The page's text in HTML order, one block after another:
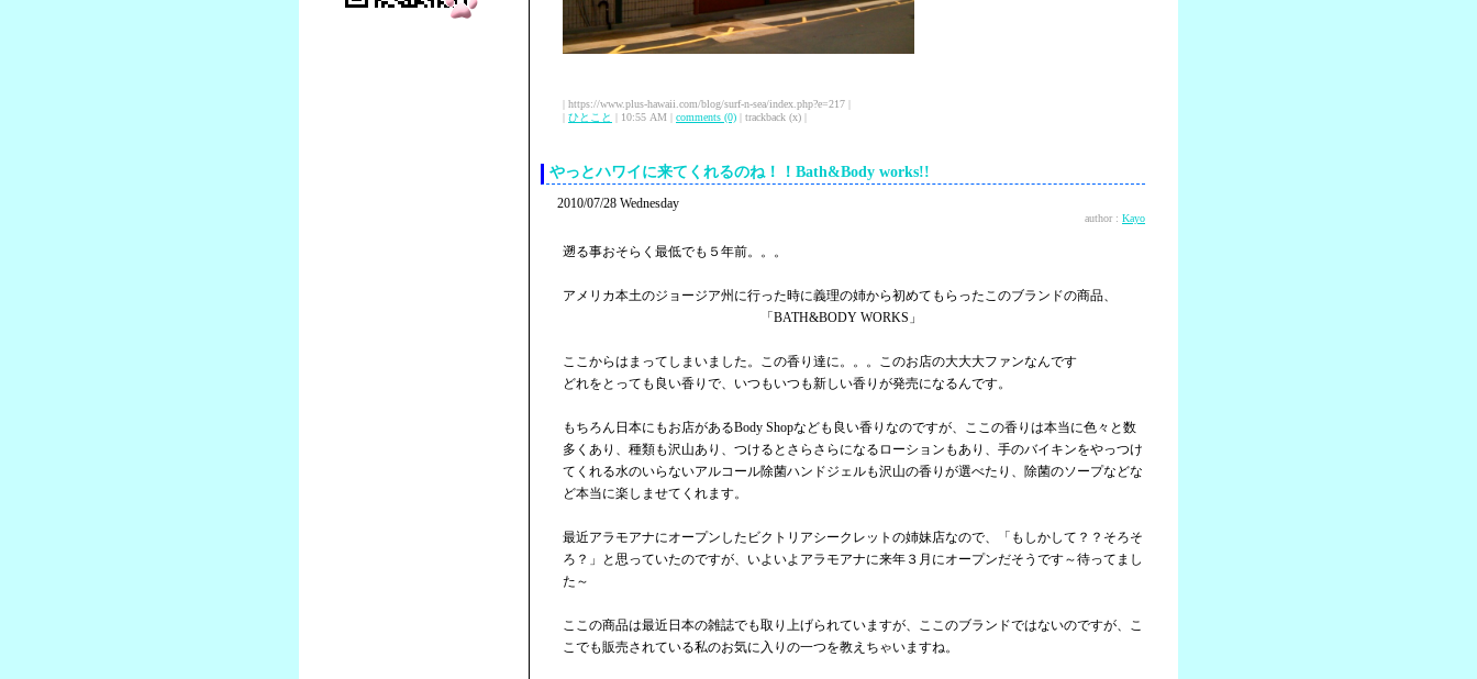
| https://www.plus-hawaii.com/blog/surf-n-sea/index.php?e=217 |
| ひとこと | 10:55 AM | comments (0) | trackback (x) |
やっとハワイに来てくれるのね！！Bath&Body works!!
2010/07/28 Wednesday
author : Kayo
遡る事おそらく最低でも５年前。。。
アメリカ本土のジョージア州に行った時に義理の姉から初めてもらったこのブランドの商品、
「BATH&BODY WORKS」
ここからはまってしまいました。この香り達に。。。このお店の大大大ファンなんです
どれをとっても良い香りで、いつもいつも新しい香りが発売になるんです。
もちろん日本にもお店があるBody Shopなども良い香りなのですが、ここの香りは本当に色々と数
多くあり、種類も沢山あり、つけるとさらさらになるローションもあり、手のバイキンをやっつけ
てくれる水のいらないアルコール除菌ハンドジェルも沢山の香りが選べたり、除菌のソープなどな
ど本当に楽しませてくれます。
最近アラモアナにオープンしたビクトリアシークレットの姉妹店なので、「もしかして？？そろそ
ろ？」と思っていたのですが、いよいよアラモアナに来年３月にオープンだそうです～待ってまし
た～
ここの商品は最近日本の雑誌でも取り上げられていますが、ここのブランドではないのですが、こ
こでも販売されている私のお気に入りの一つを教えちゃいますね。